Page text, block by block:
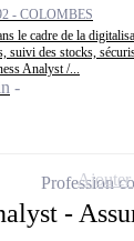
- COLOMBES
le cadre de la
suivi des stocks,
Analyst /...
-
Profession
Ajouter